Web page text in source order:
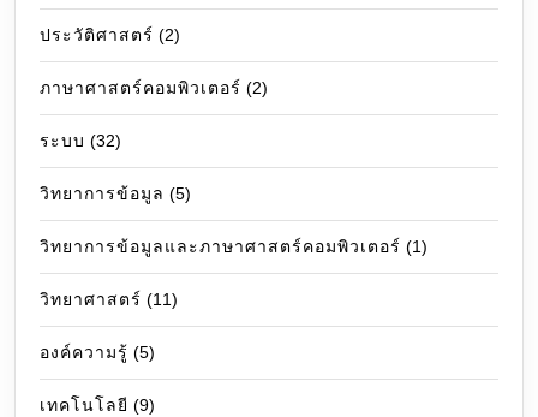
ประวัติศาสตร์ (2)
ภาษาศาสตร์คอมพิวเตอร์ (2)
ระบบ (32)
วิทยาการข้อมูล (5)
วิทยาการข้อมูลและภาษาศาสตร์คอมพิวเตอร์ (1)
วิทยาศาสตร์ (11)
องค์ความรู้ (5)
เทคโนโลยี (9)